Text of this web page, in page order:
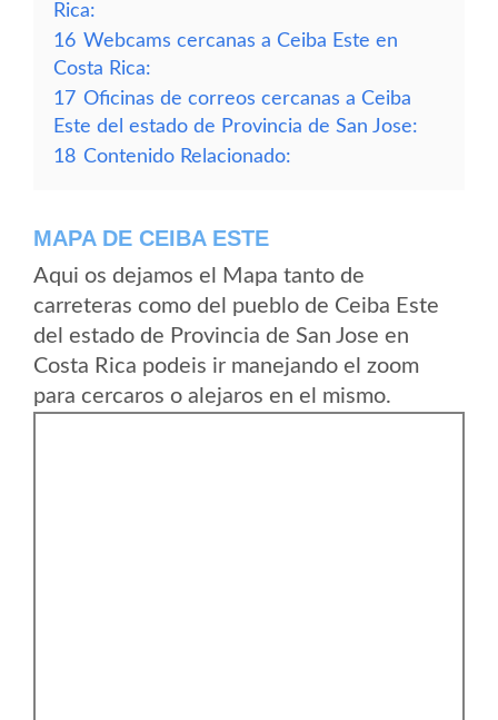
Rica:
16 Webcams cercanas a Ceiba Este en
Costa Rica:
17 Oficinas de correos cercanas a Ceiba
Este del estado de Provincia de San Jose:
18 Contenido Relacionado:
MAPA DE CEIBA ESTE
Aqui os dejamos el Mapa tanto de
carreteras como del pueblo de Ceiba Este
del estado de Provincia de San Jose en
Costa Rica podeis ir manejando el zoom
para cercaros o alejaros en el mismo.